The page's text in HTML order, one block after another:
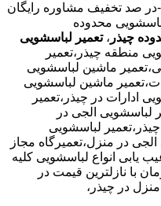
محمدی-در صد تخفیف مشاوره رایگان
محدوده
چیذر ، تعمیر لباسشویی
منطقه چیذر،تعمیر
ماشین لباسشویی
ماشین لباسشویی
ادارات در چیذر،تعمیر
لباسشویی الجی در
لباسشویی
در منزل،تعمیرگاه مجاز
یابی انواع لباسشویی کلیه
با نازلترین قیمت در
در چیذر،